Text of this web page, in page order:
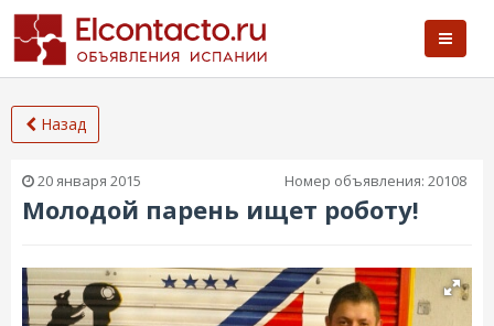
Назад
20 января 2015 Номер объявления: 20108
Молодой парень ищет роботу!